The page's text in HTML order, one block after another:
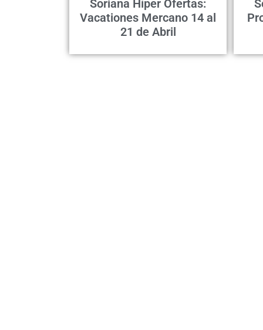
Soriana Híper Ofertas:
Vacationes Mercano 14 al
21 de Abril